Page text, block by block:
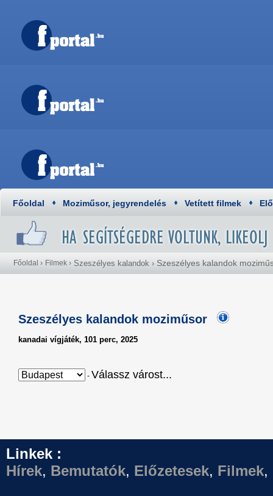
Főoldal Moziműsor, jegyrendelés Vetített filmek
Főoldal › Filmek › Szeszélyes kalandok › Szeszélyes kalandok
Szeszélyes kalandok moziműsor
kanadai vígjáték, 101 perc, 2025
- Válassz várost...
Linkek :
Hírek, Bemutatók, Előzetesek, Filmek,